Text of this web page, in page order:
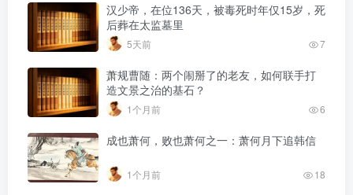
汉少帝，在位136天，被毒死时年仅15岁，死
后葬在太监墓里
5天前 7
萧规曹随：两个闹掰了的老友，如何联手打
造文景之治的基石？
1个月前 6
成也萧何，败也萧何之一：萧何月下追韩信
1个月前 18